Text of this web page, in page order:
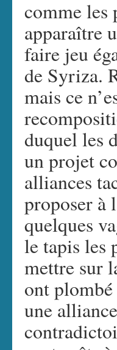
comme les
apparaître
faire jeu
de Syriza.
mais ce
duquel les
un projet
alliances
proposer à
quelques
le tapis les
mettre sur
ont
une